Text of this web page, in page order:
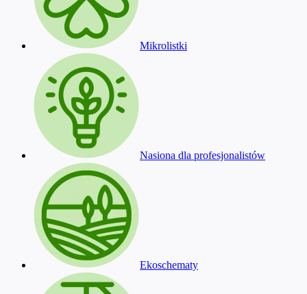
Mikrolistki
Nasiona dla profesjonalistów
Ekoschematy